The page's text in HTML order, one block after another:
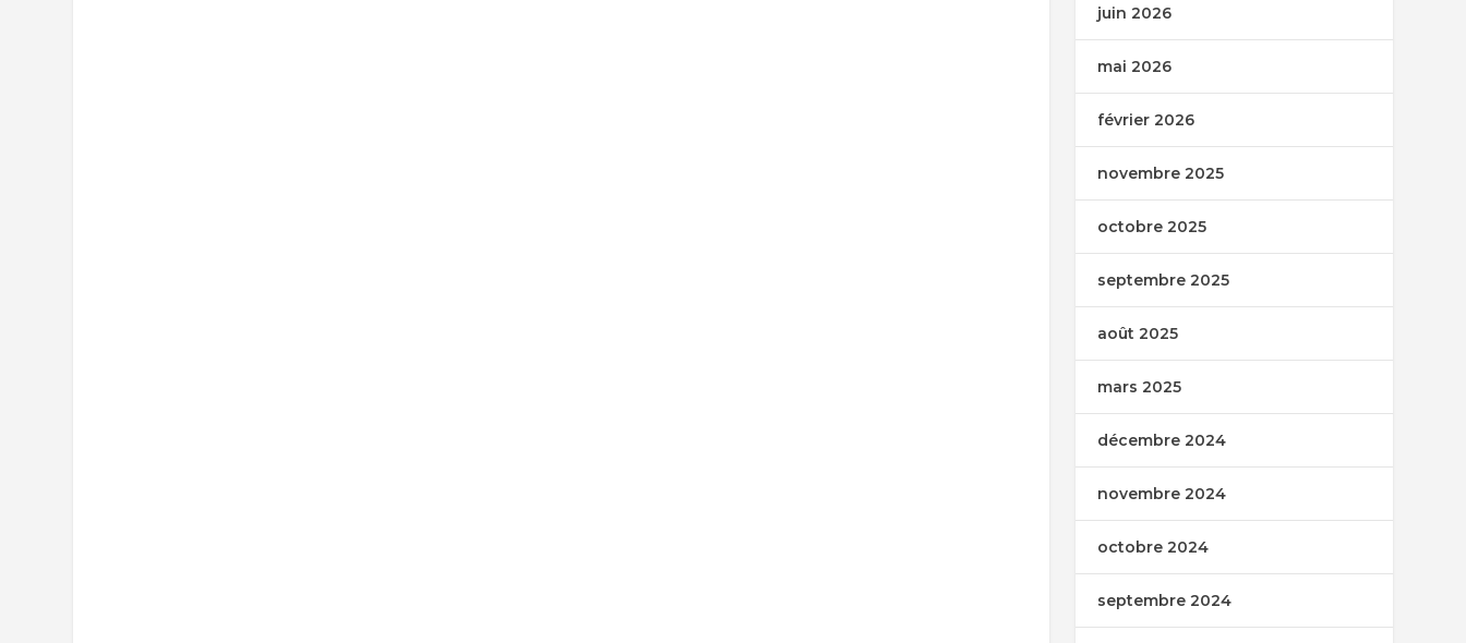
juin 2026
mai 2026
février 2026
novembre 2025
octobre 2025
septembre 2025
août 2025
mars 2025
décembre 2024
novembre 2024
octobre 2024
septembre 2024